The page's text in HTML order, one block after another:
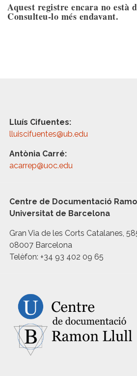
Aquest registre encara no està
Consulteu-lo més endavant.
Lluís Cifuentes:
lluiscifuentes@ub.edu
Antònia Carré:
acarrep@uoc.edu
Centre de Documentació
Universitat de Barcelona
Gran Via de les Corts Catalanes,
08007 Barcelona
Telèfon: +34 93 402 09 65